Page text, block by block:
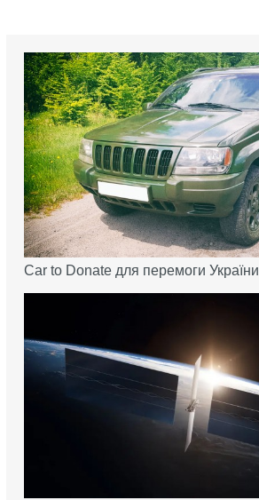
Car to Donate для перемоги України